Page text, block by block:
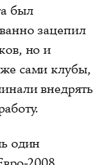
был
зацепил
но и
сами клубы,
внедрять
один